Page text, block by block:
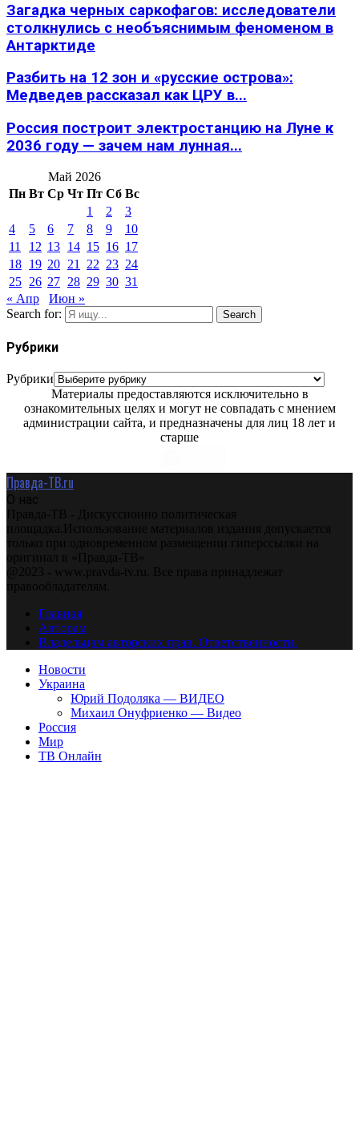
Загадка черных саркофагов: исследователи
столкнулись с необъяснимым феноменом в
Антарктиде
Разбить на 12 зон и «русские острова»:
Медведев рассказал как ЦРУ в...
Россия построит электростанцию на Луне к
2036 году — зачем нам лунная...
Май 2026
Пн Вт Ср Чт Пт Сб Вс
1
2
3
4
5 6 7 8 9
10
11
12 13 14 15 16 17
18 19 20 21 22 23 24
25 26 27 28 29 30 31
« Апр
Июн »
Search for:
Search
Рубрики
Рубрики
Материалы предоставляются исключительно в
ознакомительных целях и могут не совпадать с мнением
администрации сайта, и предназначены для лиц 18 лет и
старше
Правда-ТВ.ru
О нас
Правда-ТВ - Дискуссионно политическая
площадка.Использование материалов издания допускается
только при одновременном размещении гиперссылки на
оригинал в «Правда-ТВ»
@2023 - www.pravda-tv.ru. Все права принадлежат
правообладателям.
Главная
Авторам
Владельцам авторских прав. Ответственности.
Новости
Украина
Юрий Подоляка — ВИДЕО
Михаил Онуфриенко — Видео
Россия
Мир
ТВ Онлайн